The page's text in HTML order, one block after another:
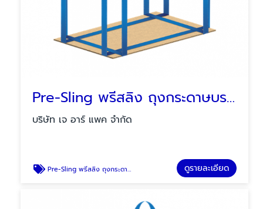
Pre-Sling พรีสลิง ถุงกระดาษบรรจุปูนซิเมนต์
บริษัท เจ อาร์ แพค จำกัด
Pre-Sling พรีสลิง ถุงกระดาษบรรจุปูนซิเมนต์ ดูรายละเอียด